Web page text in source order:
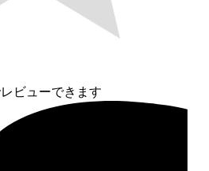
ビューできます